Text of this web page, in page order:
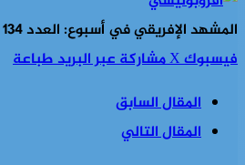
المشهد الإفريقي في أسبوع: العدد 134 إصدار 30 ديسمبر 2024
فيسبوك‫Xمشاركة عبر البريدطباعة
المقال السابق
المقال التالي